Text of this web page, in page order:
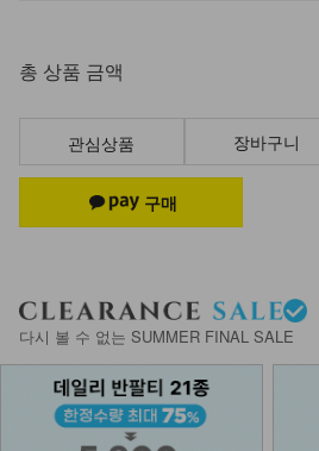
KOA-T-38/클래식 나시티
15,900
25,900
15,900
NK52-TS-33/타로 니트 나시
17,900 8,900 50%
KOA-P-11/치마속바지
총 상품 금액
관심상품 장바구니
다시 볼 수 없는 SUMMER FINAL SALE